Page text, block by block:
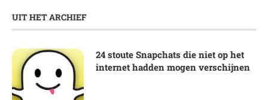
UIT HET ARCHIEF
24 stoute Snapchats die niet op het
internet hadden mogen verschijnen